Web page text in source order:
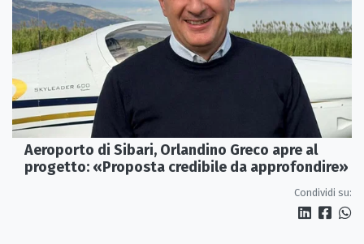
Aeroporto di Sibari, Orlandino Greco apre al
progetto: «Proposta credibile da approfondire»
Condividi su: